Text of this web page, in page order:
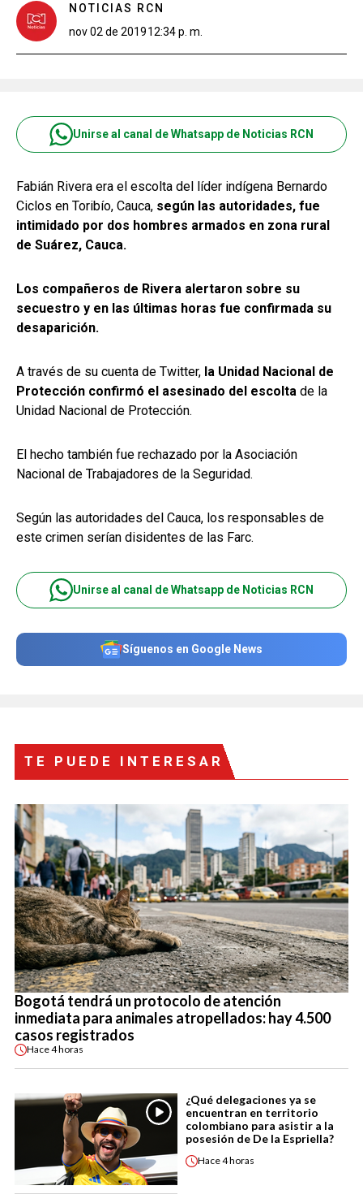
NOTICIAS RCN
nov 02 de 201912:34 p. m.
Unirse al canal de Whatsapp de Noticias RCN
Fabián Rivera era el escolta del líder indígena Bernardo
Ciclos en Toribío, Cauca, según las autoridades, fue
intimidado por dos hombres armados en zona rural
de Suárez, Cauca.
Los compañeros de Rivera alertaron sobre su
secuestro y en las últimas horas fue confirmada su
desaparición.
A través de su cuenta de Twitter, la Unidad Nacional de
Protección confirmó el asesinado del escolta de la
Unidad Nacional de Protección.
El hecho también fue rechazado por la Asociación
Nacional de Trabajadores de la Seguridad.
Según las autoridades del Cauca, los responsables de
este crimen serían disidentes de las Farc.
Unirse al canal de Whatsapp de Noticias RCN
Síguenos en Google News
TE PUEDE INTERESAR
Bogotá tendrá un protocolo de atención
inmediata para animales atropellados: hay 4.500
casos registrados
Hace4 horas
¿Qué delegaciones ya se
encuentran en territorio
colombiano para asistir a la
posesión de De la Espriella?
Hace4 horas